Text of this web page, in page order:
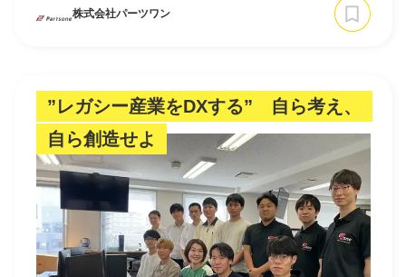
株式会社パーツワン
”レガシー産業をDXする” 自ら考え、
自ら創造せよ